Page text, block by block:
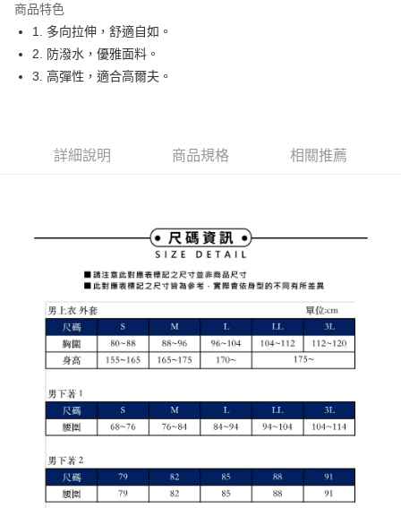
悠遊付
大哥付你分期
相關說明
成交易。
【繳款方式說明】
1.分期款項不併入電信帳單，「大哥付你分期」於每月結算日後寄送繳費提
2.透過簡訊連結打開帳單後，可選擇「超商條碼／台灣大直營門市／銀行轉
帳／街口支付／iPASS MONEY」等通路繳費。
【注意事項】
1.本服務係由「台灣大哥大股份有限公司」（以下簡稱本公司）所提供，讓
用戶於交易時，得透過本服務購買商品或服務，並由商店將買賣／分期付款
2.基於同意付款使用「大哥付你分期」之契約關係目的，商店將以您的個人
資料（包含姓名、電話或地址）提供予台灣大哥大進項蒐集、處理及利用，
由本公司與您本人進行分期帳單所需資料之確認、核對及更正。
【關於「AFTEE先享後付」】
AFTEE先享後付是「在收到商品之後才付款」的支付方式。 讓您購物簡單
３．安心：先確認商品／服務後，再付款。
【「AFTEE先享後付」結帳流程】
１．於結帳方式選擇「AFTEE先享後付」後，將跳轉至「AFTEE先享後付」
結帳頁面，進行簡訊認證並確認金額後，即可完成結帳。
２．訂單成立數日內，您將收到繳費通知簡訊。
３．收到繳費通知簡訊後14天內，點擊此簡訊中的連結，可透過四大超商／
ATM／網路銀行／等多元方式進行付款，方視為交易完成。
※ 請注意：結帳手續完成當下不需立刻繳費，但若您需要取消訂單，請聯絡
購買商品的店家。未經商家同意取消之訂單仍視為有效，需透過AFTEE先享
後付繳納相關費用。
※ 交易是否成功請以「AFTEE先享後付 」之結帳頁面顯示為準，若有關於
是否繳費成功／繳費後需取消欲退款等相關疑問，請聯繫「AFTEE先享後付
客戶支援中心」https://netprotections.freshdesk.com/support/home
【注意事項】
１．透過由恩沛科技股份有限公司提供之「AFTEE先享後付」服務完成之交
易，需依本服務之必要範圍內提供個人資料，並將交易相關給付款項請求債
ATM付款
全家取貨付款
付款後全家取貨
免運費
萊爾富取貨付款
免運費
付款後萊爾富取貨
7-11取貨付款
免運費
商品特色
1. 多向拉伸，舒適自如。
2. 防潑水，優雅面料。
3. 高彈性，適合高爾夫。
詳細說明 商品規格 相關推薦